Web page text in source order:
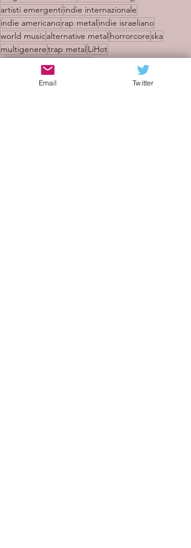
artisti emergentiindie internazionale
indie americanorap metal indie israeliano
world musicalternative metal horrorcoreska
multigeneretrap metalLiHot
Everything and Nothing
Musician Institute di Hollywood
Dumb Bunny
Fly
Email Twitter